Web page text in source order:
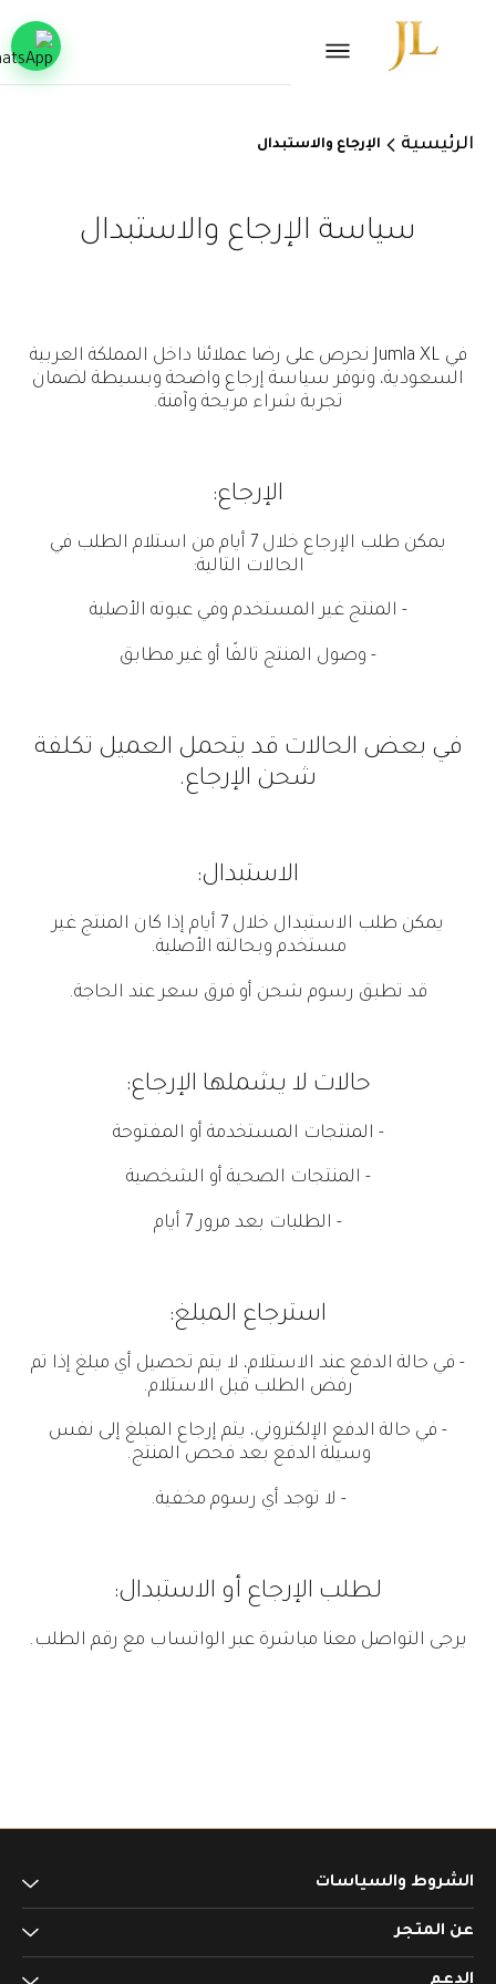
الرئيسية الإرجاع والاستبدال
سياسة الإرجاع والاستبدال
في Jumla XL نحرص على رضا عملائنا داخل المملكة العربية
السعودية، ونوفر سياسة إرجاع واضحة وبسيطة لضمان
تجربة شراء مريحة وآمنة.
الإرجاع:
يمكن طلب الإرجاع خلال 7 أيام من استلام الطلب في
الحالات التالية:
- المنتج غير المستخدم وفي عبوته الأصلية
- وصول المنتج تالفًا أو غير مطابق
في بعض الحالات قد يتحمل العميل تكلفة
شحن الإرجاع.
الاستبدال:
يمكن طلب الاستبدال خلال 7 أيام إذا كان المنتج غير
مستخدم وبحالته الأصلية.
قد تطبق رسوم شحن أو فرق سعر عند الحاجة.
حالات لا يشملها الإرجاع:
- المنتجات المستخدمة أو المفتوحة
- المنتجات الصحية أو الشخصية
- الطلبات بعد مرور 7 أيام
استرجاع المبلغ:
- في حالة الدفع عند الاستلام، لا يتم تحصيل أي مبلغ إذا تم
رفض الطلب قبل الاستلام.
- في حالة الدفع الإلكتروني، يتم إرجاع المبلغ إلى نفس
وسيلة الدفع بعد فحص المنتج.
- لا توجد أي رسوم مخفية.
لطلب الإرجاع أو الاستبدال:
يرجى التواصل معنا مباشرة عبر الواتساب مع رقم الطلب.
الشروط والسياسات
الإرجاع والاستبدال
الشحن والتسليم
عن المتجر